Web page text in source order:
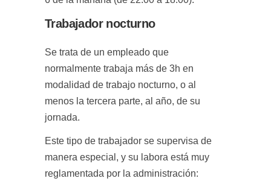
Trabajador nocturno
Se trata de un empleado que
normalmente trabaja más de 3h en
modalidad de trabajo nocturno, o al
menos la tercera parte, al año, de su
jornada.
Este tipo de trabajador se supervisa de
manera especial, y su labora está muy
reglamentada por la administración: